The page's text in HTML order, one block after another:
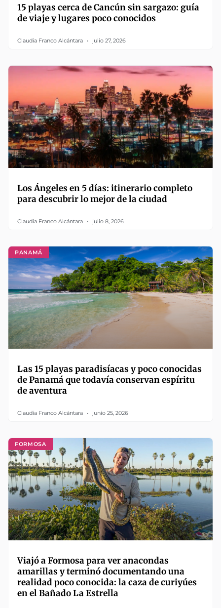
15 playas cerca de Cancún sin sargazo: guía
de viaje y lugares poco conocidos
Claudia Franco Alcántara julio 27, 2026
Los Ángeles en 5 días: itinerario completo
para descubrir lo mejor de la ciudad
Claudia Franco Alcántara julio 8, 2026
PANAMÁ
Las 15 playas paradisíacas y poco conocidas
de Panamá que todavía conservan espíritu
de aventura
Claudia Franco Alcántara junio 25, 2026
FORMOSA
Viajó a Formosa para ver anacondas
amarillas y terminó documentando una
realidad poco conocida: la caza de curiyúes
en el Bañado La Estrella